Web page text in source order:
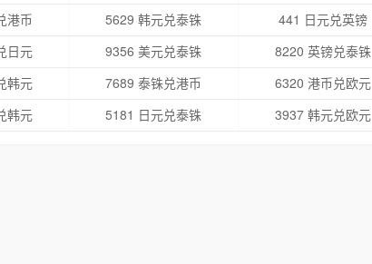
港币
5629 韩元兑泰铢 441 日元兑英镑
日元
9356 美元兑泰铢 8220 英镑兑泰铢
韩元
7689 泰铢兑港币 6320 港币兑欧元
韩元
5181 日元兑泰铢 3937 韩元兑欧元